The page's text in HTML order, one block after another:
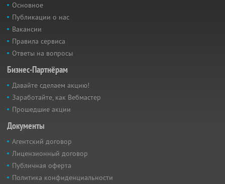
Основное
Публикации о нас
Вакансии
Правила сервиса
Ответы на вопросы
Бизнес-Партнёрам
Давайте сделаем акцию!
Заработайте, как Вебмастер
Прошедшие акции
Документы
Агентский договор
Лицензионный договор
Публичная оферта
Политика конфиденциальности